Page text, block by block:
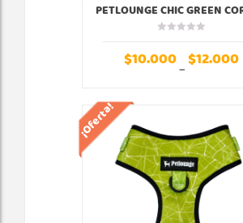
PETLOUNGE CHIC GREEN
$10.000–$12.000
¡Oferta!